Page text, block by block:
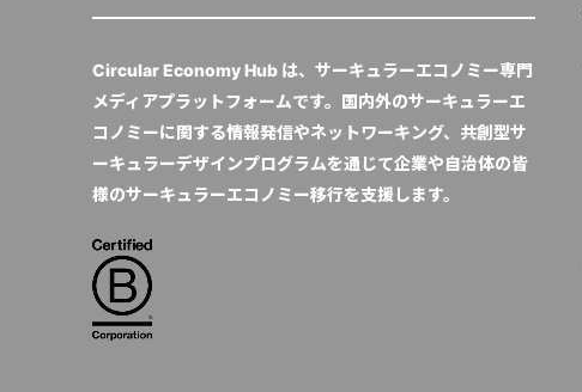
Circular Economy Hub は、サーキュラーエコノミー専門
メディアプラットフォームです。国内外のサーキュラーエ
コノミーに関する情報発信やネットワーキング、共創型サ
ーキュラーデザインプログラムを通じて企業や自治体の皆
様のサーキュラーエコノミー移行を支援します。